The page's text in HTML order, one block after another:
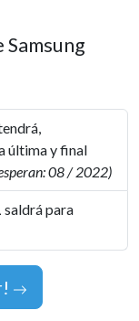
última y final
08 / 2022)
saldrá para